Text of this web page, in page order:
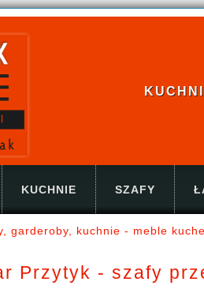
KUCHNIE SZAFY
garderoby, kuchnie - meble
Przytyk - szafy